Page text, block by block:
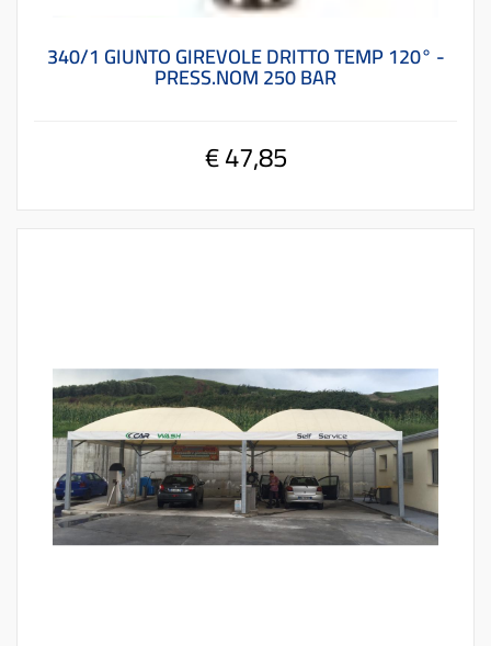
340/1 GIUNTO GIREVOLE DRITTO TEMP 120° -
PRESS.NOM 250 BAR
€ 47,85